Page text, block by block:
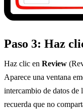
Paso 3: Haz
Haz clic en Review
Aparece una ventana
intercambio de datos de
recuerda que no